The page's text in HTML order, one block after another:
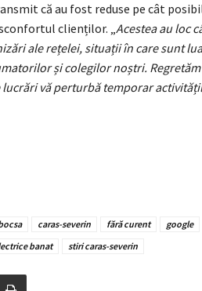
că au fost reduse pe cât
clienților. „Acestea au loc
ale rețelei, situații în care sunt
și colegilor noștri.
vă perturbă temporar
caras-severin fără curent google
banat stiri caras-severin